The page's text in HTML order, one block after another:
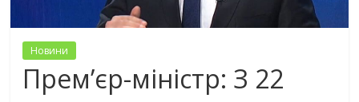
Новини
Прем’єр-міністр: З 22